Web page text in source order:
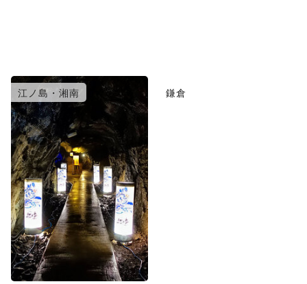
江ノ島・湘南 鎌倉